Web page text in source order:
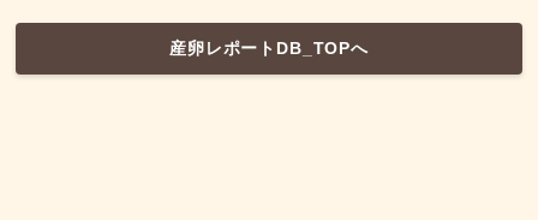
産卵レポートDB_TOPへ